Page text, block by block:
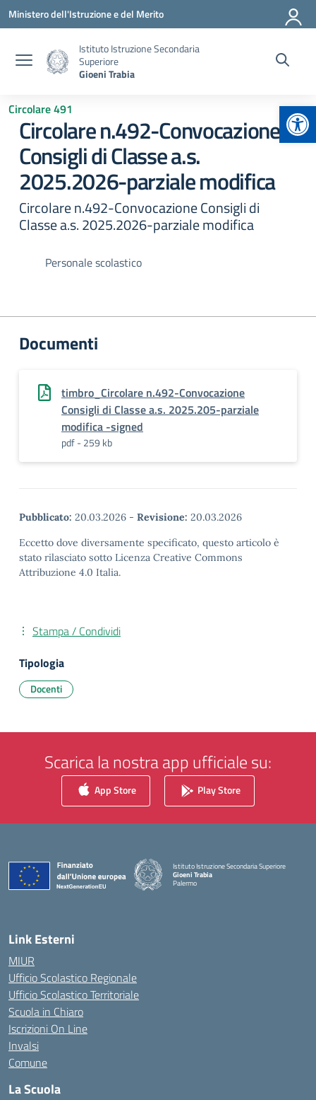
Vai ai contenuti
Vai al menu di navigazione
Vai al footer
Ministero dell'Istruzione e del Merito
Istituto Istruzione Secondaria
Superiore
Gioeni Trabia
Circolare 491
Circolare n.492-Convocazione
Consigli di Classe a.s.
2025.2026-parziale modifica
Circolare n.492-Convocazione Consigli di
Classe a.s. 2025.2026-parziale modifica
Personale scolastico
Documenti
timbro_Circolare n.492-Convocazione
Consigli di Classe a.s. 2025.205-parziale
modifica -signed
pdf - 259 kb
Pubblicato: 20.03.2026 - Revisione: 20.03.2026
Eccetto dove diversamente specificato, questo articolo è
stato rilasciato sotto Licenza Creative Commons
Attribuzione 4.0 Italia.
Stampa / Condividi
Tipologia
Docenti
Scarica la nostra app ufficiale su:
App Store Play Store
Istituto Istruzione Secondaria Superiore
Gioeni Trabia
Palermo
Link Esterni
MIUR
Ufficio Scolastico Regionale
Ufficio Scolastico Territoriale
Scuola in Chiaro
Iscrizioni On Line
Invalsi
Comune
La Scuola